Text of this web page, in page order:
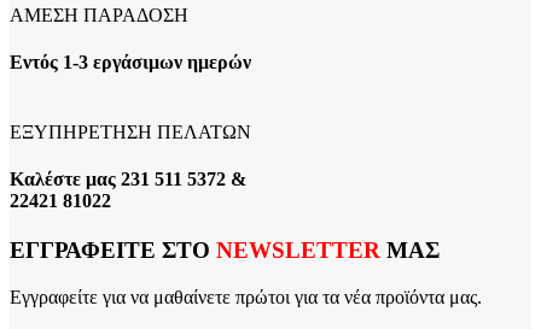
ΑΜΕΣΗ ΠΑΡΑΔΟΣΗ
Εντός 1-3 εργάσιμων ημερών
ΕΞΥΠΗΡΕΤΗΣΗ ΠΕΛΑΤΩΝ
Καλέστε μας 231 511 5372 &
22421 81022
ΕΓΓΡΑΦΕΙΤΕ ΣΤΟ NEWSLETTER ΜΑΣ
Εγγραφείτε για να μαθαίνετε πρώτοι για τα νέα προϊόντα μας.